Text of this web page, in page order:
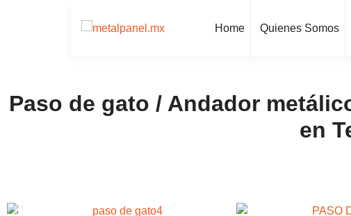
Home Quienes Somos
Paso de gato / Andador
en